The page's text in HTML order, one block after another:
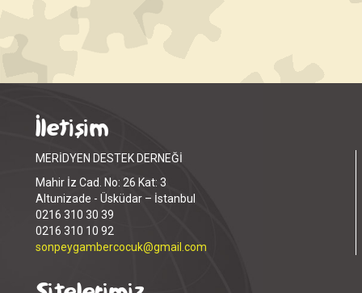
İletişim
MERİDYEN DESTEK DERNEĞİ
Mahir İz Cad. No: 26 Kat: 3
Altunizade - Üsküdar – İstanbul
0216 310 30 39
0216 310 10 92
sonpeygambercocuk@gmail.com